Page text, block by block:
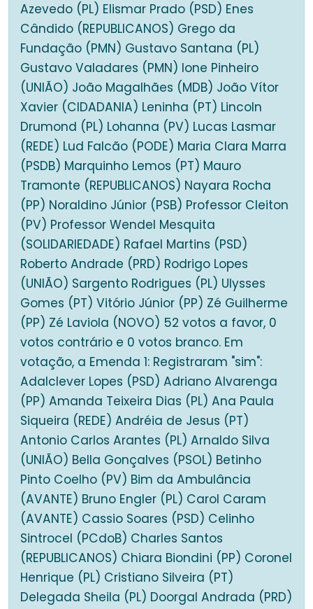
Azevedo (PL) Elismar Prado (PSD) Enes
Cândido (REPUBLICANOS) Grego da
Fundação (PMN) Gustavo Santana (PL)
Gustavo Valadares (PMN) Ione Pinheiro
(UNIÃO) João Magalhães (MDB) João Vítor
Xavier (CIDADANIA) Leninha (PT) Lincoln
Drumond (PL) Lohanna (PV) Lucas Lasmar
(REDE) Lud Falcão (PODE) Maria Clara Marra
(PSDB) Marquinho Lemos (PT) Mauro
Tramonte (REPUBLICANOS) Nayara Rocha
(PP) Noraldino Júnior (PSB) Professor Cleiton
(PV) Professor Wendel Mesquita
(SOLIDARIEDADE) Rafael Martins (PSD)
Roberto Andrade (PRD) Rodrigo Lopes
(UNIÃO) Sargento Rodrigues (PL) Ulysses
Gomes (PT) Vitório Júnior (PP) Zé Guilherme
(PP) Zé Laviola (NOVO) 52 votos a favor, 0
votos contrário e 0 votos branco. Em
votação, a Emenda 1: Registraram "sim":
Adalclever Lopes (PSD) Adriano Alvarenga
(PP) Amanda Teixeira Dias (PL) Ana Paula
Siqueira (REDE) Andréia de Jesus (PT)
Antonio Carlos Arantes (PL) Arnaldo Silva
(UNIÃO) Bella Gonçalves (PSOL) Betinho
Pinto Coelho (PV) Bim da Ambulância
(AVANTE) Bruno Engler (PL) Carol Caram
(AVANTE) Cassio Soares (PSD) Celinho
Sintrocel (PCdoB) Charles Santos
(REPUBLICANOS) Chiara Biondini (PP) Coronel
Henrique (PL) Cristiano Silveira (PT)
Delegada Sheila (PL) Doorgal Andrada (PRD)